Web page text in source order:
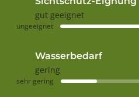
gut geeignet
ungeeignet
Wasserbedarf
gering
sehr gering